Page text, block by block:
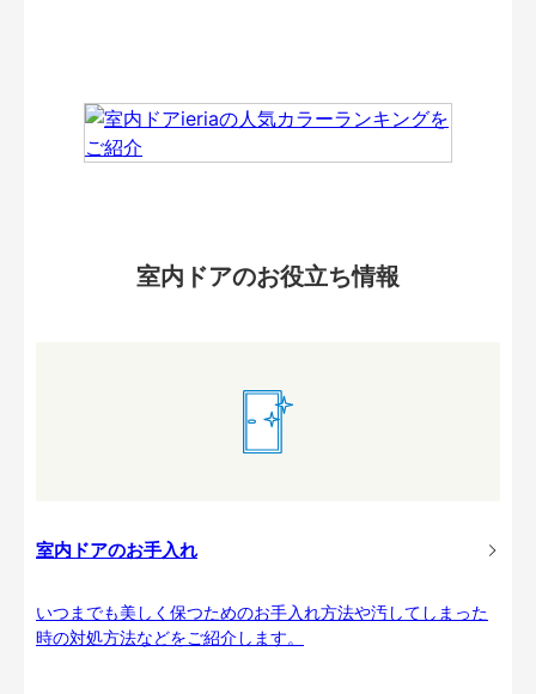
室内ドアのお役立ち情報
室内ドアのお手入れ
いつまでも美しく保つためのお手入れ方法や汚してしまった
時の対処方法などをご紹介します。